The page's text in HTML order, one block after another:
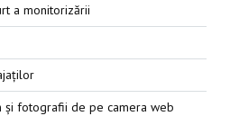
a monitorizării
și fotografii de pe camera web